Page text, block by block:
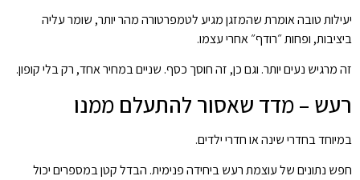
יעילות טובה אומרת שהמזגן מגיע לטמפרטורה מהר יותר, שומר עליה
ביציבות, ופחות ״רודף״ אחרי עצמו.
זה מרגיש נעים יותר. וגם כן, זה חוסך כסף. שניים במחיר אחד, רק בלי קופון.
רעש – מדד שאסור להתעלם ממנו
במיוחד בחדרי שינה או חדרי ילדים.
חפש נתונים של עוצמת רעש ביחידה פנימית. הבדל קטן במספרים יכול